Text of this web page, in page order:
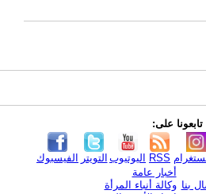
تابعونا على:
الفيسبوك التويتر اليوتيوب RSS
بنا
أخبار عامة
وكالة أنباء المرأة